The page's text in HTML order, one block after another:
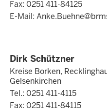
Fax: 0251 411-84125
E-Mail:
Dirk Schützner
Kreise Borken,
Gelsenkirchen
Tel.: 0251 411-4115
Fax: 0251 411-84115